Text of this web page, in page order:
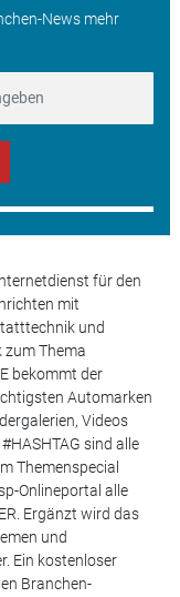
News mehr
für den
mit
und
zum Thema
bekommt der
Automarken
Videos
sind alle
Themenspecial
Onlineportal alle
Ergänzt wird das
und
Ein kostenloser
Branchen-